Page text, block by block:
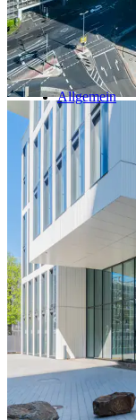
Industrie & Logistik
Allgemein